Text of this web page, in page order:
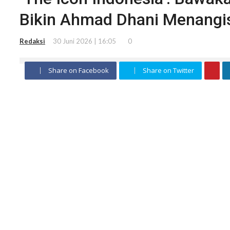
Bikin Ahmad Dhani
Redaksi 30 Juni 2026 | 16:05 0
Share on Facebook Share on Twitter